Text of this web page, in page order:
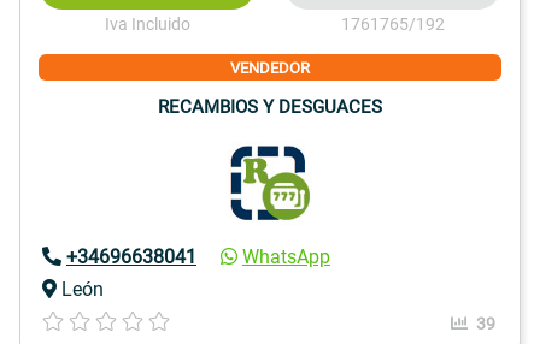
Iva Incluido 1761765/192
VENDEDOR
RECAMBIOS Y DESGUACES
+34696638041
WhatsApp
León
39